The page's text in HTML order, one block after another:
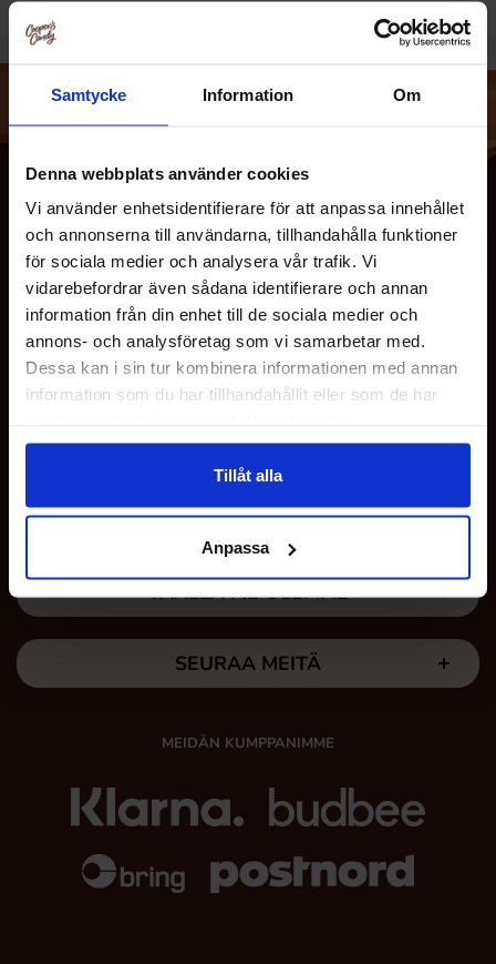
Samtycke Information Om
Denna webbplats använder cookies
Vi använder enhetsidentifierare för att anpassa innehållet
och annonserna till användarna, tillhandahålla funktioner
för sociala medier och analysera vår trafik. Vi
vidarebefordrar även sådana identifierare och annan
information från din enhet till de sociala medier och
annons- och analysföretag som vi samarbetar med.
Dessa kan i sin tur kombinera informationen med annan
information som du har tillhandahållit eller som de har
Tillåt alla
Anpassa
MEISTÄ
ASIAKASPALVELU
OMAT SIVUT
TÄÄLLÄ ME OLEMME
SEURAA MEITÄ
MEIDÄN KUMPPANIMME